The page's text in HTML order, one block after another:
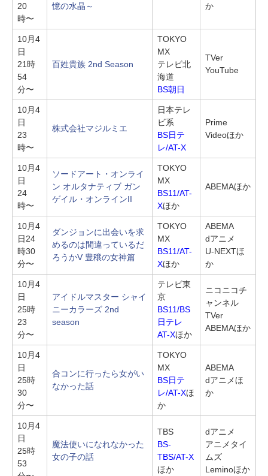
20
時〜
憶の水晶～
か
10月4
日
21時
54
分〜
百姓貴族 2nd Season
TOKYO
MX
テレビ北
海道
BS朝日
TVer
YouTube
10月4
日
23
時〜
株式会社マジルミエ
日本テレ
ビ系
BS日テ
レ/AT-X
Prime
Videoほか
10月4
日
24
時〜
ソードアート・オンライ
ン オルタナティブ ガン
ゲイル・オンラインII
TOKYO
MX
BS11/AT-
Xほか
ABEMAほか
10月4
日24
時30
分〜
ダンジョンに出会いを求
めるのは間違っているだ
ろうかV 豊穣の女神篇
TOKYO
MX
BS11/AT-
Xほか
ABEMA
dアニメ
U-NEXTほ
か
10月4
日
25時
23
分〜
アイドルマスター シャイ
ニーカラーズ 2nd
season
テレビ東
京
BS11/BS
日テレ
AT-Xほか
ニコニコチ
ャンネル
TVer
ABEMAほか
10月4
日
25時
30
分〜
合コンに行ったら女がい
なかった話
TOKYO
MX
BS日テ
レ/AT-Xほ
か
ABEMA
dアニメほ
か
10月4
日
25時
53
魔法使いになれなかった
女の子の話
TBS
BS-
TBS/AT-X
ほか
dアニメ
アニメタイ
ムズ
Leminoほか